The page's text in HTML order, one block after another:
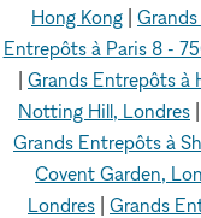
Hong Kong
Entrepôts à Paris 8 -
Grands Entrepôts à
Notting Hill, Londres
Grands Entrepôts à
Covent Garden,
Londres Grands